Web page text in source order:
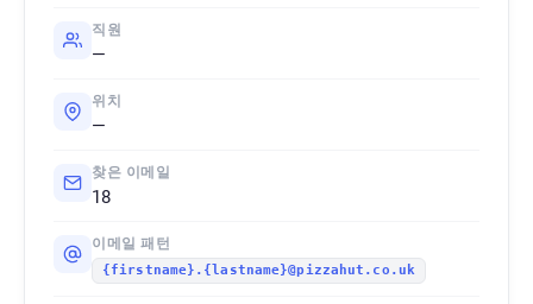
직원
—
위치
—
찾은 이메일
18
이메일 패턴
{firstname}.{lastname}@pizzahut.co.uk